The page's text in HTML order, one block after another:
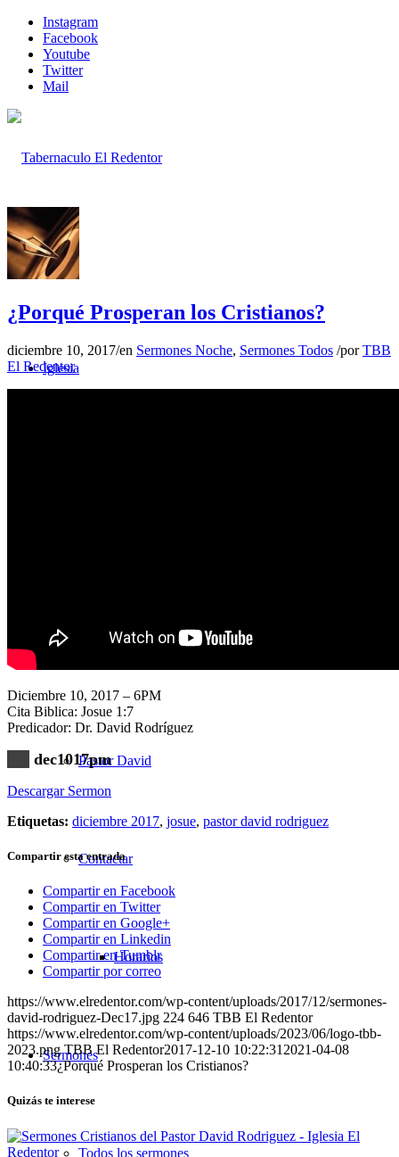
Instagram
Facebook
Youtube
Twitter
Mail
Inicio
Iglesia
Pastor David
Contactar
Horarios
Sermones
Todos los sermones
¿Porqué Prosperan los Cristianos?
diciembre 10, 2017/en Sermones Noche, Sermones Todos /porTBB
El Redentor
Diciembre 10, 2017 – 6PM
Cita Biblica: Josue 1:7
Predicador: Dr. David Rodríguez
dec1017pm
Descargar Sermon
Etiquetas: diciembre 2017, josue, pastor david rodriguez
Compartir esta entrada
Compartir en Facebook
Compartir en Twitter
Compartir en Google+
Compartir en Linkedin
Compartir en Tumblr
Compartir por correo
https://www.elredentor.com/wp-content/uploads/2017/12/sermones-
david-rodriguez-Dec17.jpg 224 646 TBB El Redentor
https://www.elredentor.com/wp-content/uploads/2023/06/logo-tbb-
2023.png TBB El Redentor2017-12-10 10:22:31 2021-04-08
10:40:33¿Porqué Prosperan los Cristianos?
Quizás te interese